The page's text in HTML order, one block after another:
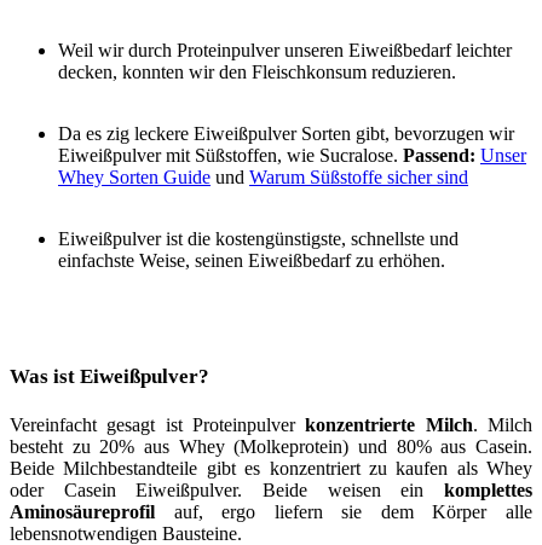
Weil wir durch Proteinpulver unseren Eiweißbedarf leichter
decken, konnten wir den Fleischkonsum reduzieren.
Da es zig leckere Eiweißpulver Sorten gibt, bevorzugen wir
Eiweißpulver mit Süßstoffen, wie Sucralose. Passend: Unser
Whey Sorten Guide und Warum Süßstoffe sicher sind
Eiweißpulver ist die kostengünstigste, schnellste und
einfachste Weise, seinen Eiweißbedarf zu erhöhen.
Was ist Eiweißpulver?
Vereinfacht gesagt ist Proteinpulverkonzentrierte Milch. Milch
besteht zu 20% aus Whey (Molkeprotein) und 80% aus Casein.
Beide Milchbestandteile gibt es konzentriert zu kaufen als Whey
oder Casein Eiweißpulver. Beide weisen ein komplettes
Aminosäureprofil auf, ergo liefern sie dem Körper alle
lebensnotwendigen Bausteine.